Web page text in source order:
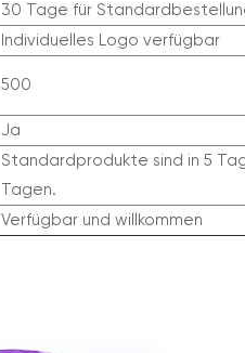
30 Tage für
Individuelles Logo verfügbar
500
Ja
Standardprodukte sind in 5
Tagen.
Verfügbar und willkommen